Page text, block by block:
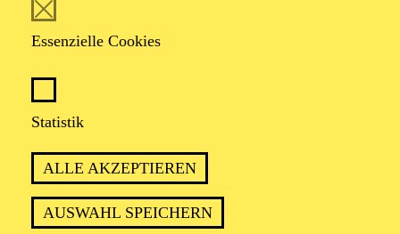
Essenzielle Cookies
Statistik
ALLE AKZEPTIEREN
AUSWAHL SPEICHERN
TERMINE UND TICKETS
SCHAUSPIEL ESSEN